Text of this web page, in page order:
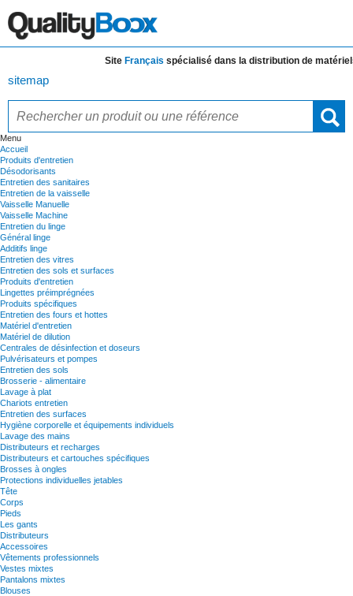
SiteFrançaisspécialisé dans la distribution dematériels
sitemap
Menu
Accueil
Produits d'entretien
Désodorisants
Entretien des sanitaires
Entretien de la vaisselle
Vaisselle Manuelle
Vaisselle Machine
Entretien du linge
Général linge
Additifs linge
Entretien des vitres
Entretien des sols et surfaces
Produits d'entretien
Lingettes préimprégnées
Produits spécifiques
Entretien des fours et hottes
Matériel d'entretien
Matériel de dilution
Centrales de désinfection et doseurs
Pulvérisateurs et pompes
Entretien des sols
Brosserie - alimentaire
Lavage à plat
Chariots entretien
Entretien des surfaces
Hygiène corporelle et équipements individuels
Lavage des mains
Distributeurs et recharges
Distributeurs et cartouches spécifiques
Brosses à ongles
Protections individuelles jetables
Tête
Corps
Pieds
Les gants
Distributeurs
Accessoires
Vêtements professionnels
Vestes mixtes
Pantalons mixtes
Blouses